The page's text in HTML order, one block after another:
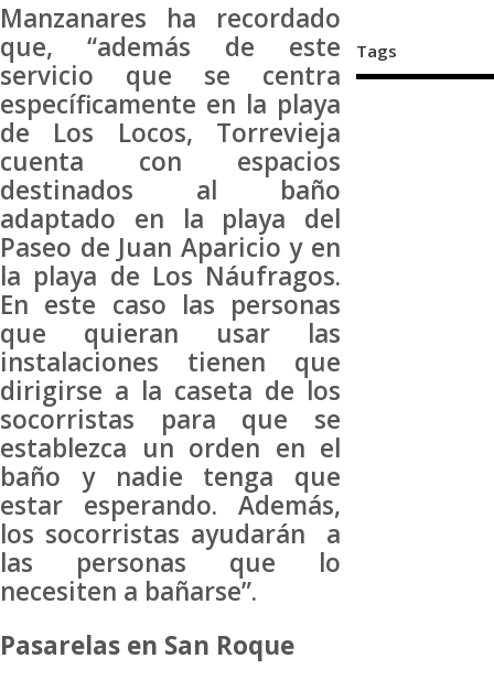
Manzanares ha recordado
que, “además de este
servicio que se centra
específicamente en la playa
de Los Locos, Torrevieja
cuenta con espacios
destinados al baño
adaptado en la playa del
Paseo de Juan Aparicio y en
la playa de Los Náufragos.
En este caso las personas
que quieran usar las
instalaciones tienen que
dirigirse a la caseta de los
socorristas para que se
establezca un orden en el
baño y nadie tenga que
estar esperando. Además,
los socorristas ayudarán a
las personas que lo
necesiten a bañarse”.
Pasarelas en San Roque
Tags